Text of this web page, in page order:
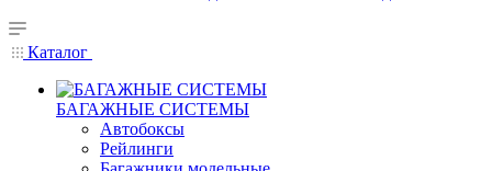
Каталог
БАГАЖНЫЕ СИСТЕМЫ
Автобоксы
Рейлинги